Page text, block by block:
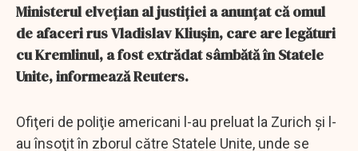
Ministerul elveţian al justiţiei a anunţat că omul
de afaceri rus Vladislav Kliuşin, care are legături
cu Kremlinul, a fost extrădat sâmbătă în Statele
Unite, informează Reuters.
Ofiţeri de poliţie americani l-au preluat la Zurich şi l-
au însoţit în zborul către Statele Unite, unde se